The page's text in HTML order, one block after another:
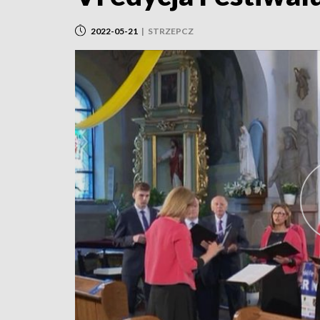
2022-05-21 | STRZEPCZ